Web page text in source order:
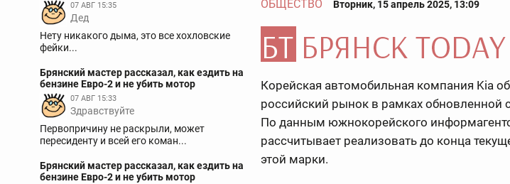
07 АВГ 15:35
Дед
Нету никакого дыма, это все хохловские
фейки...
Брянский мастер рассказал, как ездить на
бензине Евро-2 и не убить мотор
07 АВГ 15:33
Здравствуйте
Первопричину не раскрыли, может
пересиденту и всей его коман...
Брянский мастер рассказал, как ездить на
бензине Евро-2 и не убить мотор
ОБЩЕСТВО Вторник, 15 апрель 2025, 13:09
Корейская автомобильная компания Kia
российский рынок в рамках обновленной
По данным южнокорейского
рассчитывает реализовать до конца
этой марки.